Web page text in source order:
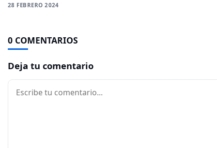
28 FEBRERO 2024
0 COMENTARIOS
Deja tu comentario
Comentario